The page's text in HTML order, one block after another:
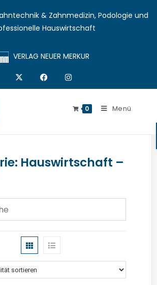
& Zahnmedizin, Podologie und
Hauswirtschaft
VERLAG NEUER MERKUR
0 Menü
Hauswirtschaft –